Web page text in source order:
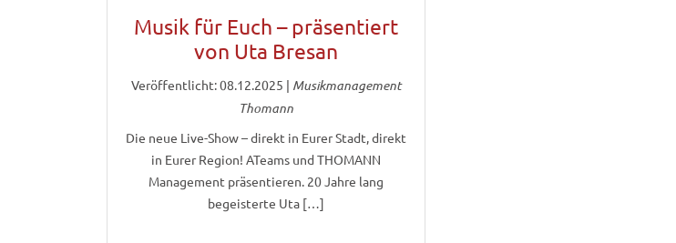
Musik für Euch – präsentiert
von Uta Bresan
Veröffentlicht: 08.12.2025 | Musikmanagement
Thomann
Die neue Live-Show – direkt in Eurer Stadt, direkt
in Eurer Region! ATeams und THOMANN
Management präsentieren. 20 Jahre lang
begeisterte Uta […]